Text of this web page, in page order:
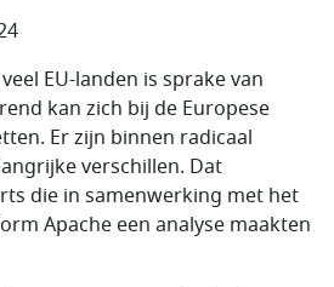
veel EU-landen is sprake van
kan zich bij de Europese
Er zijn binnen radicaal
verschillen. Dat
die in samenwerking met het
Apache een analyse maakten